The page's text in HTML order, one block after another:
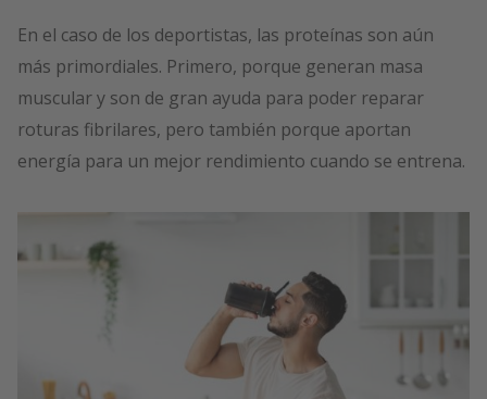
En el caso de los deportistas, las proteínas son aún
más primordiales. Primero, porque generan masa
muscular y son de gran ayuda para poder reparar
roturas fibrilares, pero también porque aportan
energía para un mejor rendimiento cuando se entrena.